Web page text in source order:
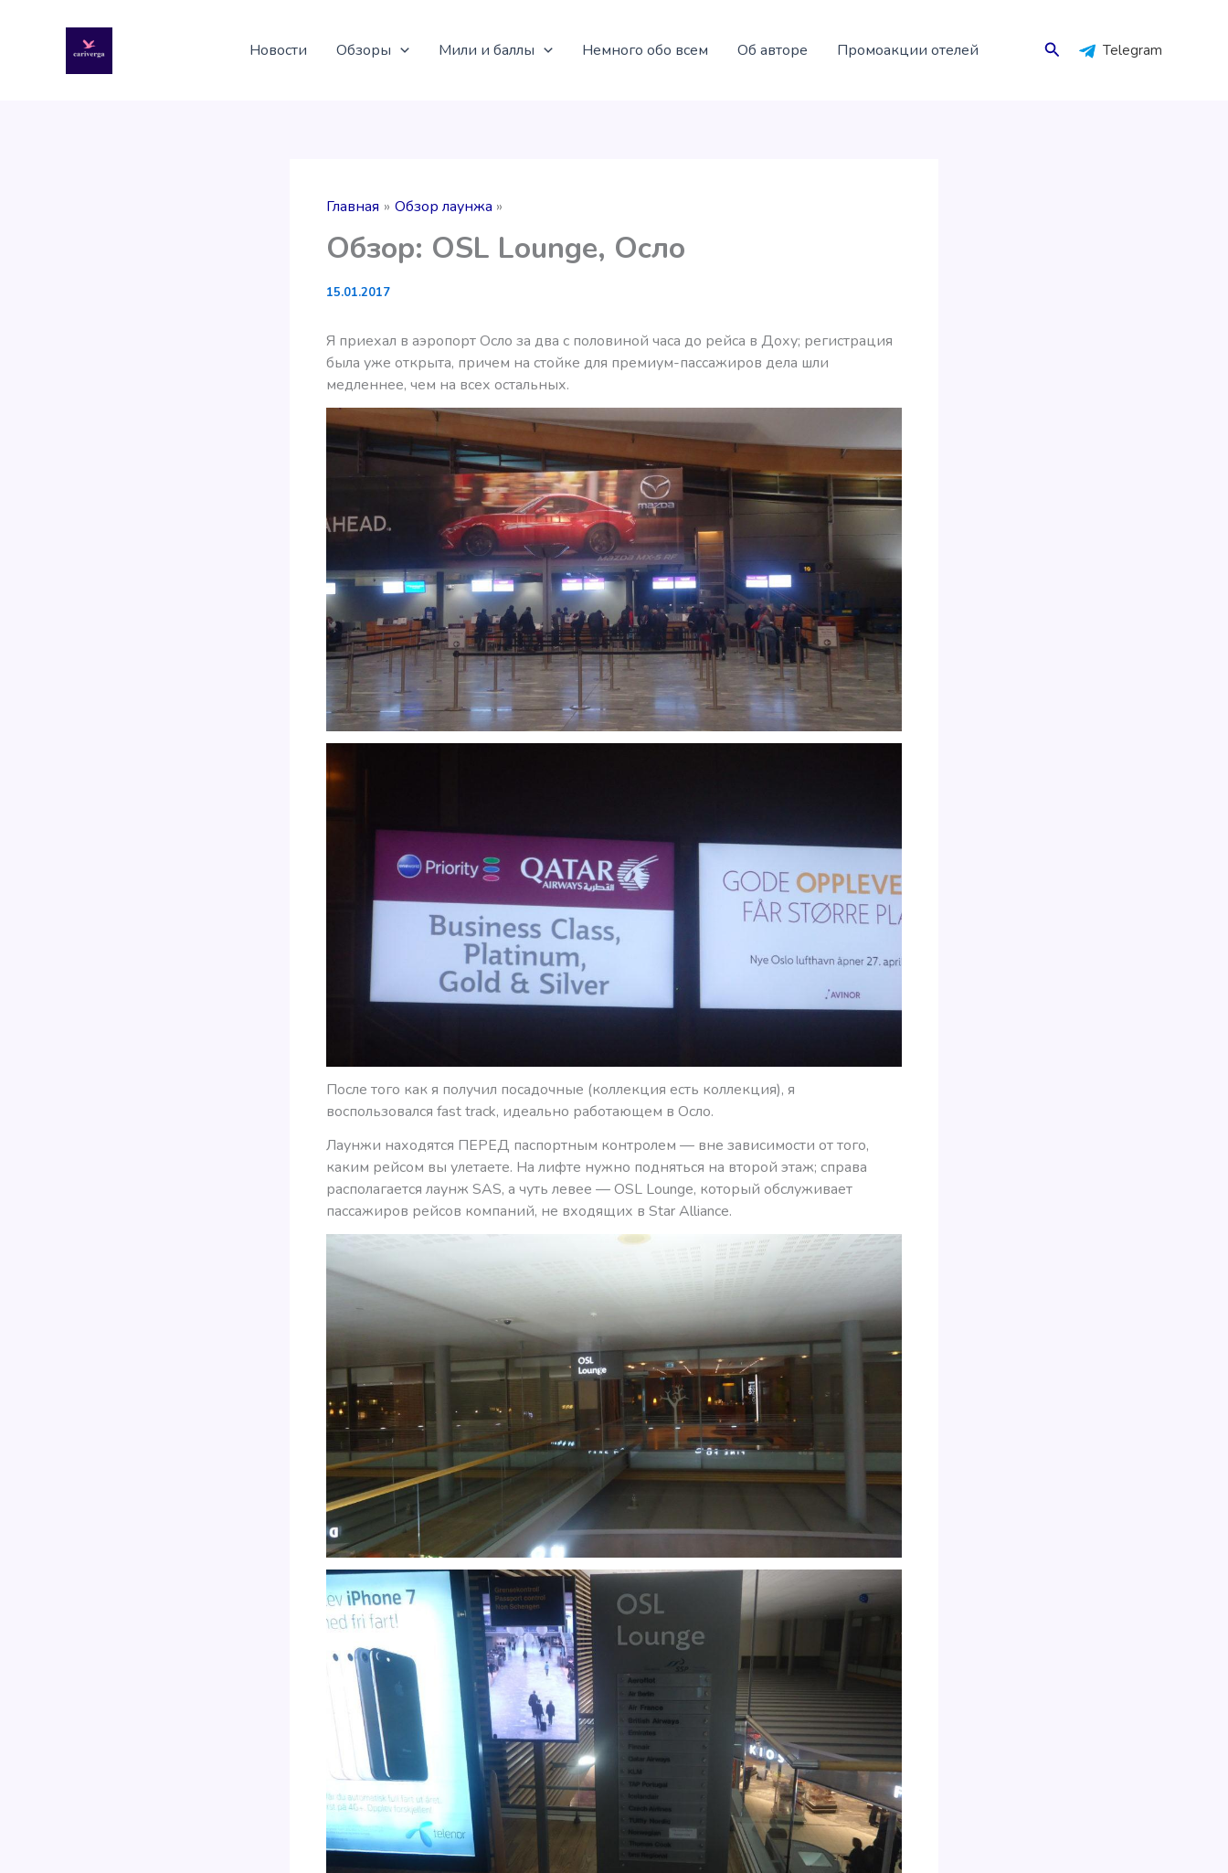
содержимому
Новости Обзоры Мили и баллы Немного обо всем Об авторе Промоакции отелей Поиск Telegram
Главная Обзор лаунжа
Обзор: OSL Lounge, Осло
15.01.2017
Я приехал в аэропорт Осло за два с половиной часа до рейса в Доху; регистрация
была уже открыта, причем на стойке для премиум-пассажиров дела шли
медленнее, чем на всех остальных.
После того как я получил посадочные (коллекция есть коллекция), я
воспользовался fast track, идеально работающем в Осло.
Лаунжи находятся ПЕРЕД паспортным контролем — вне зависимости от того,
каким рейсом вы улетаете. На лифте нужно подняться на второй этаж; справа
располагается лаунж SAS, а чуть левее — OSL Lounge, который обслуживает
пассажиров рейсов компаний, не входящих в Star Alliance.